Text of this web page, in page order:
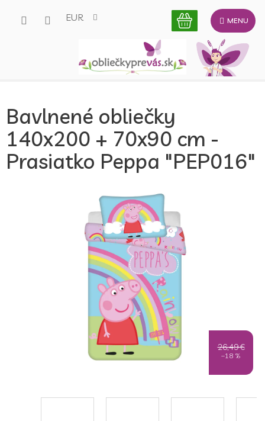
EUR
Bavlnené obliečky
140x200 + 70x90 cm -
Prasiatko Peppa "PEP016"
26,49 €
–18 %